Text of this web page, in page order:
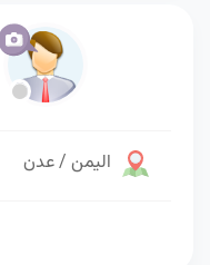
اليمن / عدن